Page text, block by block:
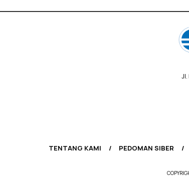
Jl.
TENTANG KAMI PEDOMAN SIBER